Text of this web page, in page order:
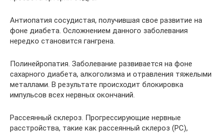
Антиопатия сосудистая, получившая свое развитие на
фоне диабета. Осложнением данного заболевания
нередко становится гангрена.
Полинейропатия. Заболевание развивается на фоне
сахарного диабета, алкоголизма и отравления тяжелыми
металлами. В результате происходит блокировка
импульсов всех нервных окончаний.
Рассеянный склероз. Прогрессирующие нервные
расстройства, такие как рассеянный склероз (РС),